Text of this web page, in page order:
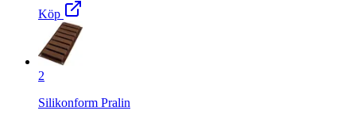
Köp
2
Silikonform Pralin